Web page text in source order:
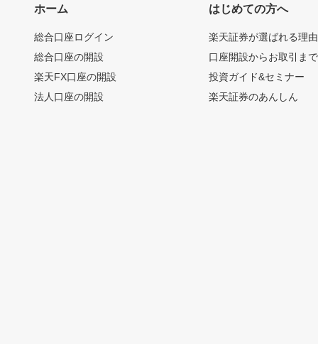
ホーム
総合口座ログイン
総合口座の開設
楽天FX口座の開設
法人口座の開設
はじめての方へ
楽天証券が選ばれる理由
口座開設からお取引ま
投資ガイド&セミナー
楽天証券のあんしん